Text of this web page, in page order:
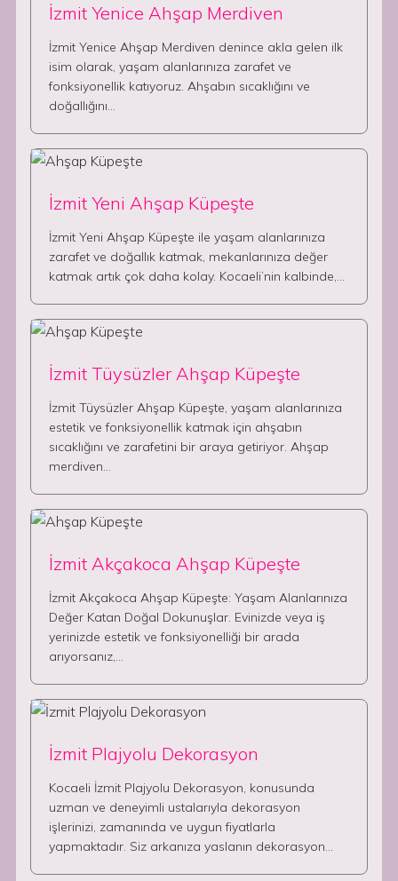
İzmit Yenice Ahşap Merdiven
İzmit Yenice Ahşap Merdiven denince akla gelen ilk
isim olarak, yaşam alanlarınıza zarafet ve
fonksiyonellik katıyoruz. Ahşabın sıcaklığını ve
doğallığını…
İzmit Yeni Ahşap Küpeşte
İzmit Yeni Ahşap Küpeşte ile yaşam alanlarınıza
zarafet ve doğallık katmak, mekanlarınıza değer
katmak artık çok daha kolay. Kocaeli’nin kalbinde,…
İzmit Tüysüzler Ahşap Küpeşte
İzmit Tüysüzler Ahşap Küpeşte, yaşam alanlarınıza
estetik ve fonksiyonellik katmak için ahşabın
sıcaklığını ve zarafetini bir araya getiriyor. Ahşap
merdiven…
İzmit Akçakoca Ahşap Küpeşte
İzmit Akçakoca Ahşap Küpeşte: Yaşam Alanlarınıza
Değer Katan Doğal Dokunuşlar. Evinizde veya iş
yerinizde estetik ve fonksiyonelliği bir arada
arıyorsanız,…
İzmit Plajyolu Dekorasyon
Kocaeli İzmit Plajyolu Dekorasyon, konusunda
uzman ve deneyimli ustalarıyla dekorasyon
işlerinizi, zamanında ve uygun fiyatlarla
yapmaktadır. Siz arkanıza yaslanın dekorasyon…